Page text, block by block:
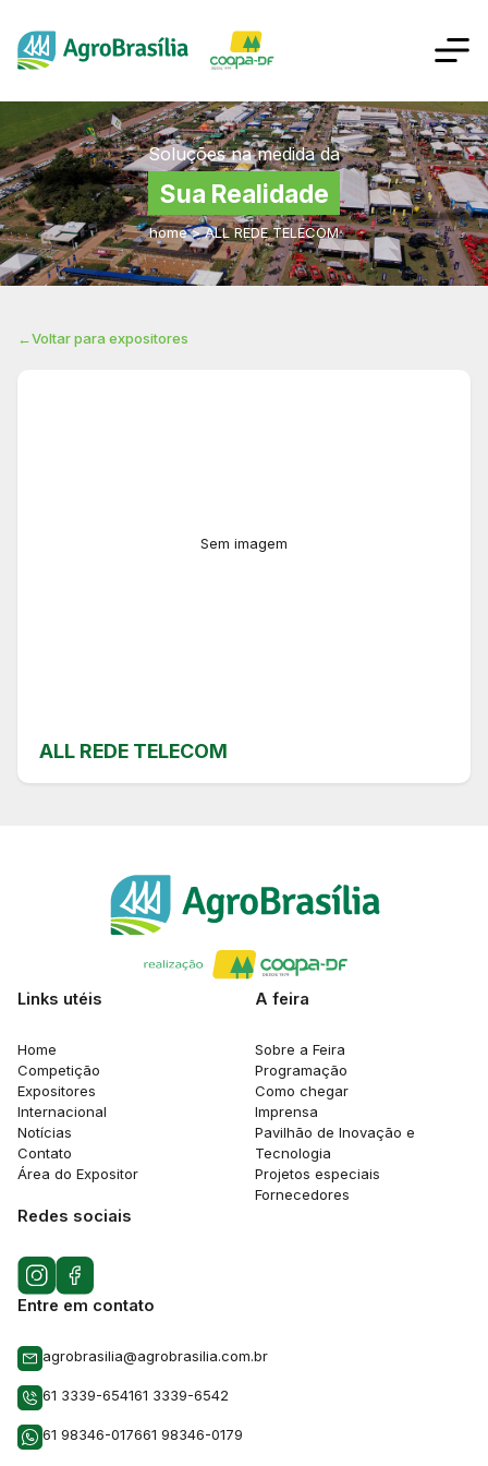
Soluções na medida da
Sua Realidade
home > ALL REDE TELECOM
←Voltar para expositores
Sem imagem
ALL REDE TELECOM
Links utéis
Home
Competição
Expositores
Internacional
Notícias
Contato
Área do Expositor
A feira
Sobre a Feira
Programação
Como chegar
Imprensa
Pavilhão de Inovação e
Tecnologia
Projetos especiais
Fornecedores
Redes sociais
Entre em contato
agrobrasilia@agrobrasilia.com.br
61 3339-654161 3339-6542
61 98346-017661 98346-0179